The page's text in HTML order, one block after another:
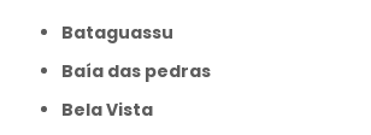
Bataguassu
Baía das pedras
Bela Vista